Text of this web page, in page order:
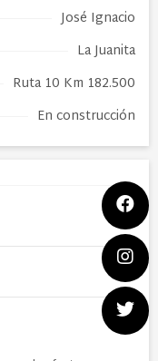
José Ignacio
La Juanita
Ruta 10 Km 182.500
En construcción